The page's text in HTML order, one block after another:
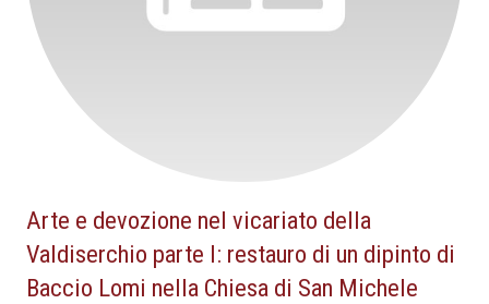
Arte e devozione nel vicariato della
Valdiserchio parte I: restauro di un dipinto di
Baccio Lomi nella Chiesa di San Michele